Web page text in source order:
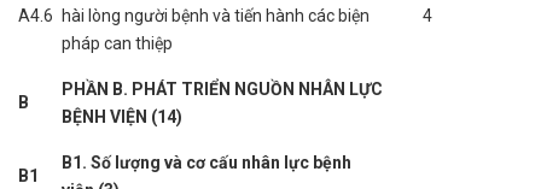
A4.6
hài lòng người bệnh và tiến hành các biện
pháp can thiệp
4
B
PHẦN B. PHÁT TRIỂN NGUỒN NHÂN LỰC
BỆNH VIỆN (14)
B1
B1. Số lượng và cơ cấu nhân lực bệnh